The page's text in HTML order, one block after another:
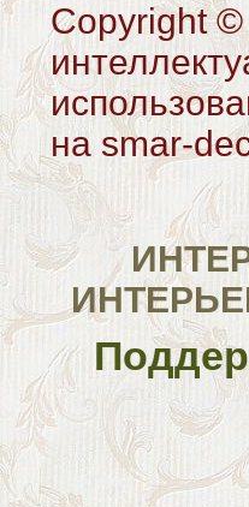
Copyright
на smar-